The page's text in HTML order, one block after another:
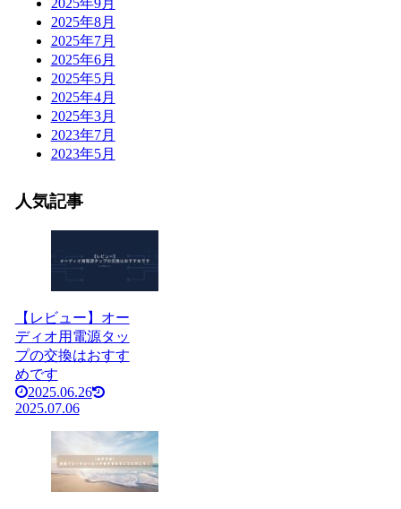
2025年9月
2025年8月
2025年7月
2025年6月
2025年5月
2025年4月
2025年3月
2023年7月
2023年5月
人気記事
【レビュー】オー
ディオ用電源タッ
プの交換はおすす
めです
2025.06.26
2025.07.06